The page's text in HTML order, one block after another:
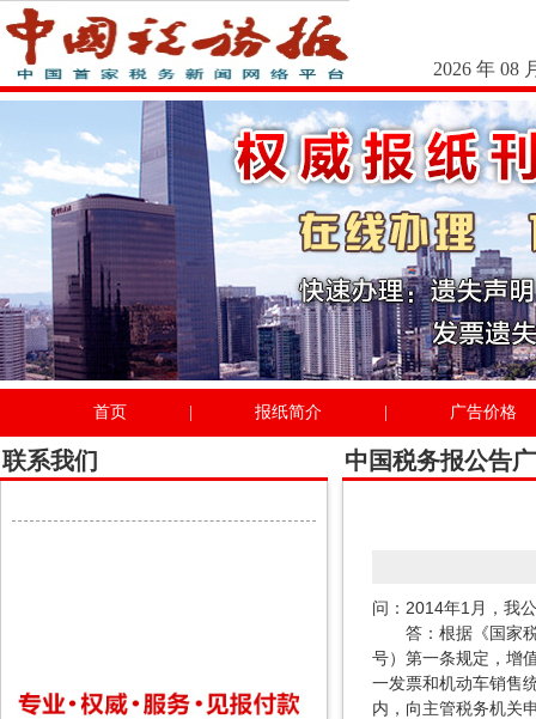
2026 年 08
首页 报纸简介 广告价格
联系我们 中国税务报公告
问：2014年1月，我
答：根据《国家税
号）第一条规定，增
一发票和机动车销售
内，向主管税务机关